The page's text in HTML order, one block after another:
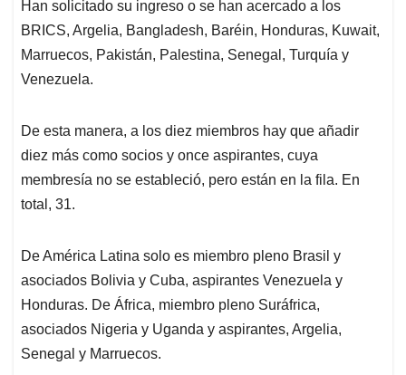
Han solicitado su ingreso o se han acercado a los
BRICS, Argelia, Bangladesh, Baréin, Honduras, Kuwait,
Marruecos, Pakistán, Palestina, Senegal, Turquía y
Venezuela.
De esta manera, a los diez miembros hay que añadir
diez más como socios y once aspirantes, cuya
membresía no se estableció, pero están en la fila. En
total, 31.
De América Latina solo es miembro pleno Brasil y
asociados Bolivia y Cuba, aspirantes Venezuela y
Honduras. De África, miembro pleno Suráfrica,
asociados Nigeria y Uganda y aspirantes, Argelia,
Senegal y Marruecos.